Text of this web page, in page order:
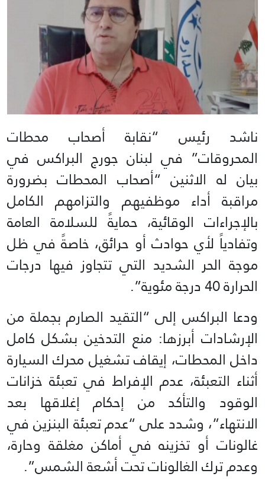
ناشد رئيس “نقابة أصحاب محطات
المحروقات” في لبنان جورج البراكس في
بيان له الاثنين “أصحاب المحطات بضرورة
مراقبة أداء موظفيهم والتزامهم الكامل
بالإجراءات الوقائية، حمايةً للسلامة العامة
وتفادياً لأي حوادث أو حرائق، خاصةً في ظل
موجة الحر الشديد التي تتجاوز فيها درجات
الحرارة 40 درجة مئوية”.
ودعا البراكس إلى “التقيد الصارم بجملة من
الإرشادات أبرزها: منع التدخين بشكل كامل
داخل المحطات، إيقاف تشغيل محرك السيارة
أثناء التعبئة، عدم الإفراط في تعبئة خزانات
الوقود والتأكد من إحكام إغلاقها بعد
الانتهاء”، وشدد على “عدم تعبئة البنزين في
غالونات أو تخزينه في أماكن مغلقة وحارة،
وعدم ترك الغالونات تحت أشعة الشمس”.